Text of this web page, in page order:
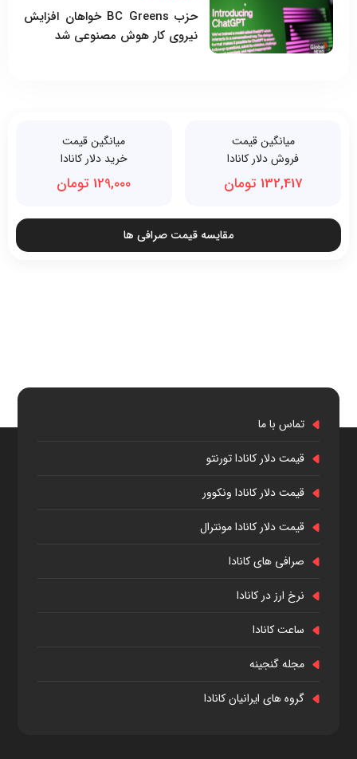
حزب BC Greens خواهان افزایش
نیروی کار هوش مصنوعی شد
میانگین قیمت
فروش دلار کانادا
132,417 تومان
میانگین قیمت
خرید دلار کانادا
129,000 تومان
مقایسه قیمت صرافی ها
تماس با ما
قیمت دلار کانادا تورنتو
قیمت دلار کانادا ونکوور
قیمت دلار کانادا مونترال
صرافی های کانادا
نرخ ارز در کانادا
ساعت کانادا
مجله گنجینه
گروه های ایرانیان کانادا